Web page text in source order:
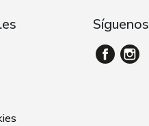
Síguenos